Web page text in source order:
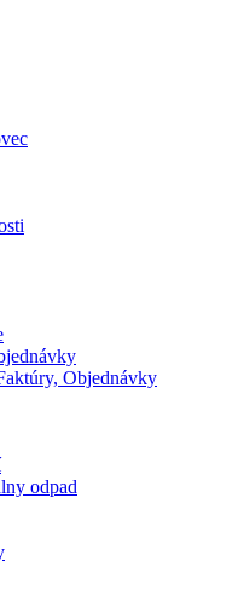
Objednávky
odpad